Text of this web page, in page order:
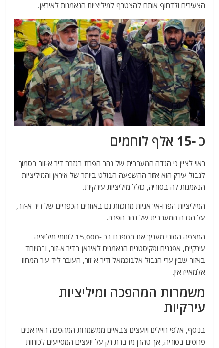
הצעירים ולדחוף אותם להצטרף למיליציות הנאמנות לאיראן.
כ -15 אלף לוחמים
ראוי לציין כי הגדה המערבית של נהר הפרת בגזרת דיר א-זור בסמוך
לגבול עירק הוא אזור ההשפעה הבולט ביותר של איראן והמיליציות
הנאמנות לה בסוריה, כולל מיליציות עירקיות.
המיליציות הפרו-איראניות מרוכזות גם באזורים הכפריים של דיר א-זור,
על הגדה המערבית של נהר הפרת.
המצפה הסורי מעריך את מספרם בכ -15,000 לוחמי מיליציה
עירקיים, אפגנים ופקיסטנים הנאמנים לאיראן בדיר א-זור, ובמיוחד
באזור שבין ערי הגבול אלבוכמאל ודיר א-זור, העובר ליד עיר המחוז
אלמאיידאין.
משמרות המהפכה ומיליציות
עירקיות
בנוסף, אלפי חיילים ויועצים צבאיים ממשמרות המהפכה האיראנים
פרוסים בסוריה, אך טהרן מדברת רק על יועצים המסייעים לכוחות